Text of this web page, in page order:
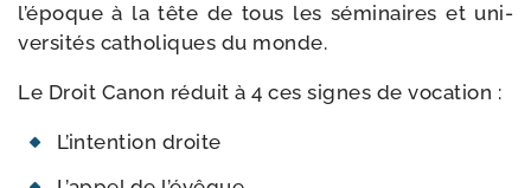
l’époque à la tête de tous les sémi­naires et uni­
ver­si­tés catho­liques du monde.
Le Droit Canon réduit à 4 ces signes de vocation :
L’intention droite